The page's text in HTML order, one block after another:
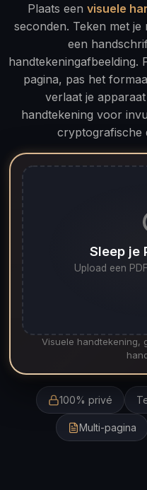
Plaats een visuele
seconden. Teken met
een
handtekeningafbeelding.
pagina, pas het
verlaat je
handtekening voor
cryptografische
Sleep je
Upload een
Visuele handtekening,
100% privé
Multi-pagina